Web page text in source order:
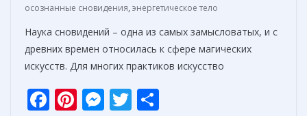
осознанные сновидения, энергетическое тело
Наука сновидений – одна из самых замысловатых, и с
древних времен относилась к сфере магических
искусств. Для многих практиков искусство
F Pi M T